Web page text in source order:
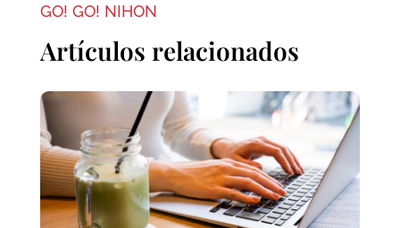
GO! GO! NIHON
Artículos relacionados